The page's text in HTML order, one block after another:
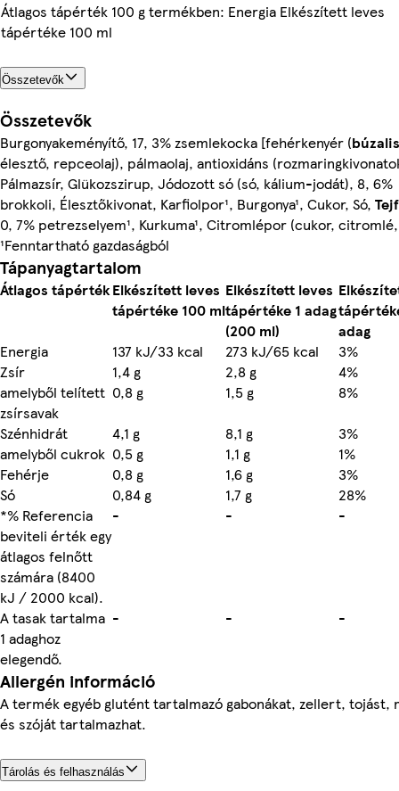
Átlagos tápérték 100 g termékben: Energia Elkészített leves
tápértéke 100 ml
Összetevők
Összetevők
Burgonyakeményítő, 17, 3% zsemlekocka [fehérkenyér (
élesztő, repceolaj), pálmaolaj, antioxidáns
Pálmazsír, Glükozszirup, Jódozott só (só, kálium-jodát), 8, 6%
brokkoli, Élesztőkivonat, Karfiolpor¹, Burgonya¹, Cukor, Só,
0, 7% petrezselyem¹, Kurkuma¹, Citromlépor (cukor,
¹Fenntartható gazdaságból
Tápanyagtartalom
Átlagos tápértékElkészített leves
tápértéke 100 ml
Elkészített leves
tápértéke 1 adag
(200 ml)
adag
Energia
137 kJ/33 kcal 273 kJ/65 kcal
3%
Zsír
1,4 g 2,8 g
4%
amelyből telített
zsírsavak
0,8 g 1,5 g
8%
Szénhidrát
4,1 g 8,1 g
3%
amelyből cukrok 0,5 g 1,1 g
1%
Fehérje
0,8 g 1,6 g
3%
Só
0,84 g 1,7 g
28%
*% Referencia
beviteli érték egy
átlagos felnőtt
számára (8400
kJ / 2000 kcal).
- - -
A tasak tartalma
1 adaghoz
elegendő.
- - -
Allergén információ
A termék egyéb glutént tartalmazó gabonákat, zellert, tojást,
és szóját tartalmazhat.
Tárolás és felhasználás